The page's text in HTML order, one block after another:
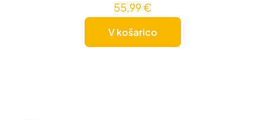
55,99€
V košarico